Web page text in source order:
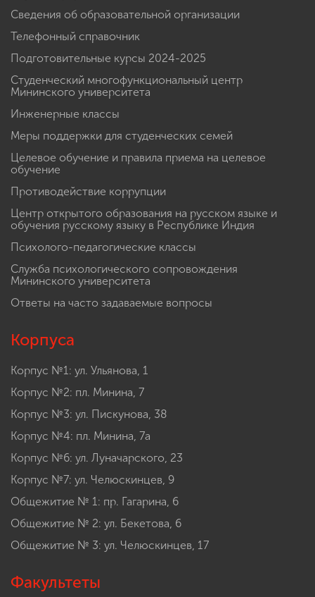
Сведения об образовательной организации
Телефонный справочник
Подготовительные курсы 2024-2025
Студенческий многофункциональный центр
Мининского университета
Инженерные классы
Меры поддержки для студенческих семей
Целевое обучение и правила приема на целевое
обучение
Противодействие коррупции
Центр открытого образования на русском языке и
обучения русскому языку в Республике Индия
Психолого-педагогические классы
Служба психологического сопровождения
Мининского университета
Ответы на часто задаваемые вопросы
Корпуса
Корпус №1: ул. Ульянова, 1
Корпус №2: пл. Минина, 7
Корпус №3: ул. Пискунова, 38
Корпус №4: пл. Минина, 7а
Корпус №6: ул. Луначарского, 23
Корпус №7: ул. Челюскинцев, 9
Общежитие № 1: пр. Гагарина, 6
Общежитие № 2: ул. Бекетова, 6
Общежитие № 3: ул. Челюскинцев, 17
Факультеты